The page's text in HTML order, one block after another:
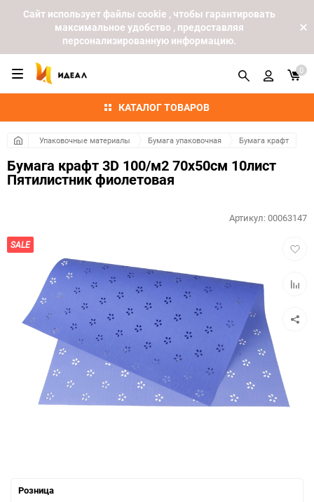
Cайт использует файлы cookie , чтобы гарантировать
максимальное удобство , предоставляя
персонализированную информацию.
КАТАЛОГ ТОВАРОВ
0
Упаковочные материалы Бумага упаковочная Бумага крафт
Бумага крафт 3D 100/м2 70х50см 10лист
Пятилистник фиолетовая
SALE
Артикул:00063147
Розница